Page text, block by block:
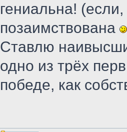
гениальна!
позаимствована
Ставлю
одно из трёх
победе, как